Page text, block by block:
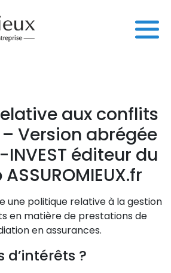
aux conflits
Version abrégée
INVEST éditeur du
une politique relative à la gestion
en matière de prestations de
en assurances.
d’intérêts ?